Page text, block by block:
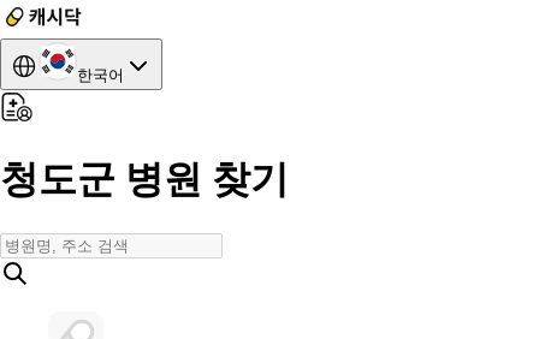
한국어
청도군 병원 찾기